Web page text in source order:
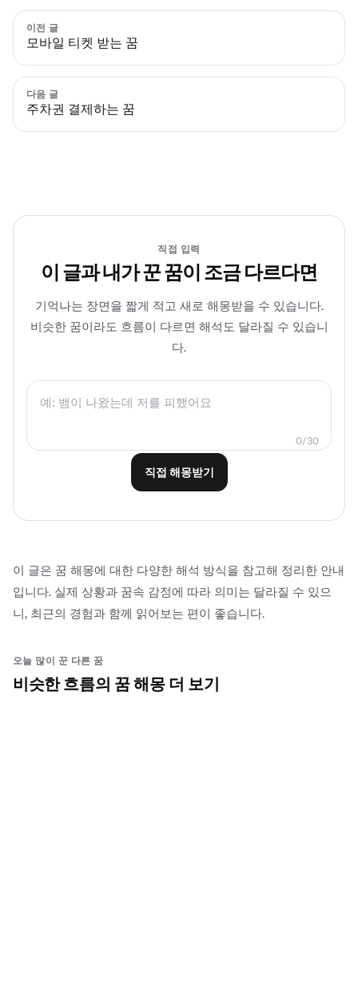
이전 글
모바일 티켓 받는 꿈
다음 글
주차권 결제하는 꿈
직접 입력
이 글과 내가 꾼 꿈이 조금 다르다면
기억나는 장면을 짧게 적고 새로 해몽받을 수 있습니다.
비슷한 꿈이라도 흐름이 다르면 해석도 달라질 수 있습니
다.
0/30
직접 해몽받기
이 글은 꿈 해몽에 대한 다양한 해석 방식을 참고해 정리한 안내
입니다. 실제 상황과 꿈속 감정에 따라 의미는 달라질 수 있으
니, 최근의 경험과 함께 읽어보는 편이 좋습니다.
오늘 많이 꾼 다른 꿈
비슷한 흐름의 꿈 해몽 더 보기